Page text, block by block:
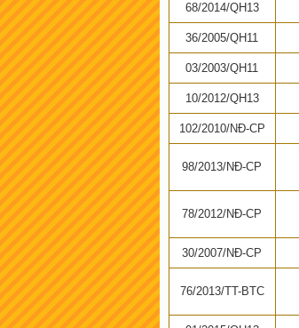
68/2014/QH13
36/2005/QH11
03/2003/QH11
10/2012/QH13
102/2010/NĐ-CP
98/2013/NĐ-CP
78/2012/NĐ-CP
30/2007/NĐ-CP
76/2013/TT-BTC